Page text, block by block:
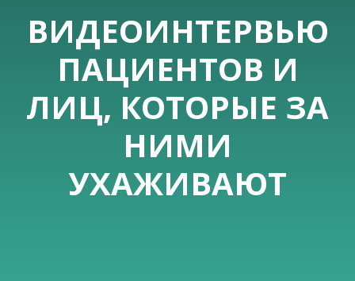
ВИДЕОИНТЕРВЬЮ
ПАЦИЕНТОВ И
ЛИЦ, КОТОРЫЕ ЗА
НИМИ
УХАЖИВАЮТ